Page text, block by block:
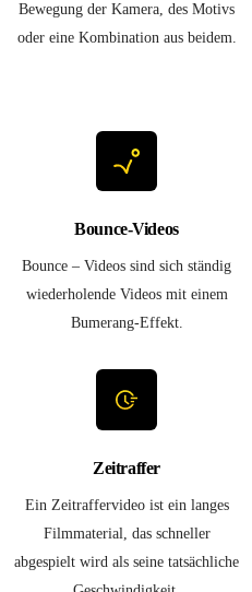
Bewegung der Kamera, des Motivs
oder eine Kombination aus beidem.
Bounce-Videos
Bounce – Videos sind sich ständig
wiederholende Videos mit einem
Bumerang-Effekt.
Zeitraffer
Ein Zeitraffervideo ist ein langes
Filmmaterial, das schneller
abgespielt wird als seine tatsächliche